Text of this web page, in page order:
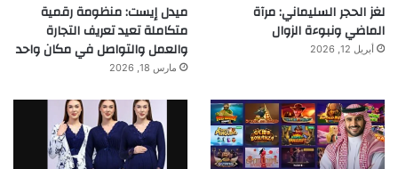
لغز الحجر السليماني: مرآة
الماضي ونبوءة الزوال
أبريل 12, 2026
ميدل إيست: منظومة رقمية
متكاملة تعيد تعريف التجارة
والعمل والتواصل في مكان واحد
مارس 18, 2026